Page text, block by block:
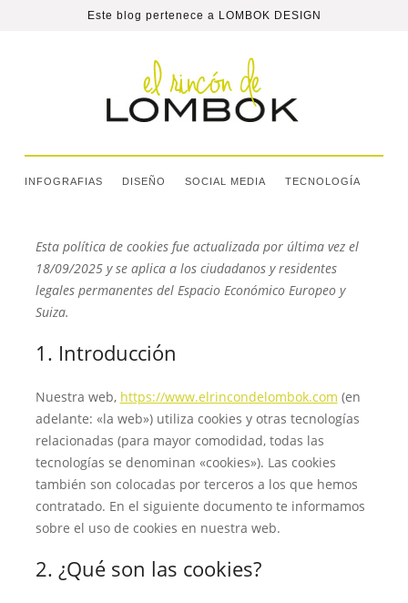
Este blog pertenece a LOMBOK DESIGN
INFOGRAFIAS DISEÑO SOCIAL MEDIA TECNOLOGÍA
Esta política de cookies fue actualizada por última vez el
18/09/2025 y se aplica a los ciudadanos y residentes
legales permanentes del Espacio Económico Europeo y
Suiza.
1. Introducción
Nuestra web, https://www.elrincondelombok.com (en
adelante: «la web») utiliza cookies y otras tecnologías
relacionadas (para mayor comodidad, todas las
tecnologías se denominan «cookies»). Las cookies
también son colocadas por terceros a los que hemos
contratado. En el siguiente documento te informamos
sobre el uso de cookies en nuestra web.
2. ¿Qué son las cookies?